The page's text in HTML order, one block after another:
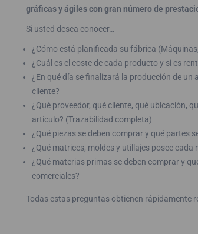
gráficas y ágiles con gran número de
Si usted desea conocer…
¿Cómo está planificada su fábrica
¿Cuál es el coste de cada producto y si es
¿En qué día se finalizará la producción de
cliente?
¿Qué proveedor, qué cliente, qué ubicación,
artículo? (Trazabilidad completa)
¿Qué piezas se deben comprar y qué partes
¿Qué matrices, moldes y utillajes posee
¿Qué materias primas se deben comprar y
comerciales?
Todas estas preguntas obtienen rápidamente